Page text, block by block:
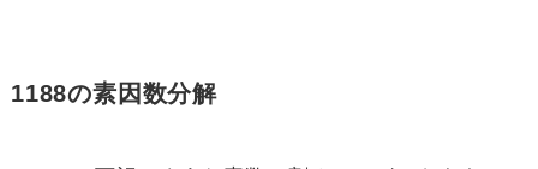
1188の素因数分解